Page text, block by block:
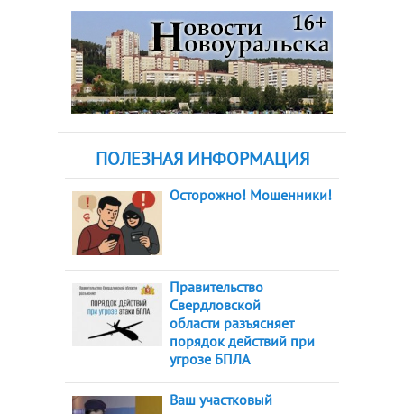
ПОЛЕЗНАЯ ИНФОРМАЦИЯ
Осторожно! Мошенники!
Правительство
Свердловской
области разъясняет
порядок действий при
угрозе БПЛА
Ваш участковый